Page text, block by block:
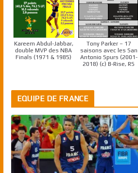
Kareem Abdul-Jabbar,
double MVP des NBA
Finals (1971 & 1985)
Tony Parker – 17
saisons avec les San
Antonio Spurs (2001-
2018) (c) B-Rise, RS
EQUIPE DE FRANCE